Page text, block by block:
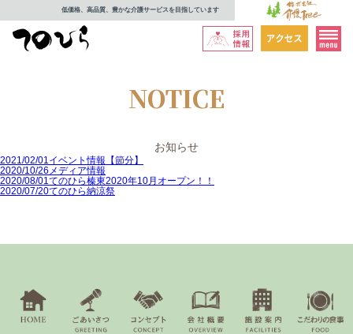
低価格、高品質、豊かな介護サービスを目指しています
NOTICE
お知らせ
2021/02/01 イベント情報【節分】
2020/10/26 メディア情報
2020/08/01 てのひら榛東2020年10月オープン！！
2020/07/20てのひら納涼祭